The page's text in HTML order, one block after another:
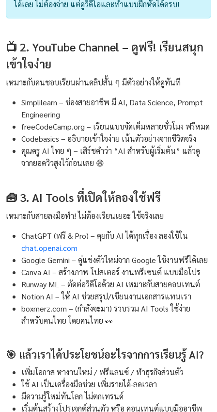
ได้เลย ไม่ต้องจ่าย แต่ดูวิดีโอและทำแบบฝึกหัดได้ครบ!
📺 2. YouTube Channel – ดูฟรี! เรียนสนุก
เข้าใจง่าย
เหมาะกับคนชอบเรียนผ่านคลิปสั้น ๆ มีตัวอย่างให้ดูทันที
Simplilearn – ช่องสายอาชีพ มี AI, Data Science, Prompt
Engineering
freeCodeCamp.org – เรียนแบบจัดเต็มหลายชั่วโมง ฟรีหมด
Codebasics – อธิบายเข้าใจง่าย เน้นตัวอย่างจากชีวิตจริง
คุณครู AI ไทย ๆ – เสิร์ชคำว่า “AI สำหรับผู้เริ่มต้น” แล้วดู
จากยอดวิวสูงไว้ก่อนเลย 😄
🧰 3. AI Tools ที่เปิดให้ลองใช้ฟรี
เหมาะกับสายลงมือทำ! ไม่ต้องเรียนเยอะ ใช้จริงเลย
ChatGPT (ฟรี & Pro) – คุยกับ AI ได้ทุกเรื่อง ลองใช้ใน
chat.openai.com
Google Gemini – คู่แข่งตัวใหม่จาก Google ใช้งานฟรีได้เลย
Canva AI – สร้างภาพ โปสเตอร์ งานพรีเซนต์ แบบมือโปร
Runway ML – ตัดต่อวิดีโอด้วย AI เหมาะกับสายคอนเทนต์
Notion AI – ให้ AI ช่วยสรุป/เขียนงานเอกสารแทนเรา
boxmerz.com – (กำลังจะมา) รวบรวม AI Tools ใช้ง่าย
สำหรับคนไทย โดยคนไทย 👀
🎯 แล้วเราได้ประโยชน์อะไรจากการเรียนรู้ AI?
เพิ่มโอกาส หางานใหม่ / ฟรีแลนซ์ / ทำธุรกิจส่วนตัว
ใช้ AI เป็นเครื่องมือช่วย เพิ่มรายได้-ลดเวลา
มีความรู้ใหม่ทันโลก ไม่ตกเทรนด์
เริ่มต้นสร้างโปรเจกต์ส่วนตัว หรือ คอนเทนต์แบบมืออาชีพ